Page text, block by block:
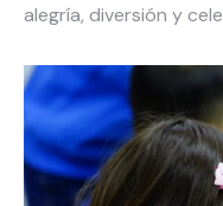
alegría, diversión y